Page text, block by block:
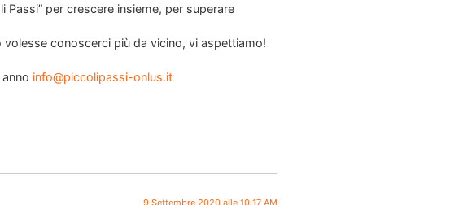
Passi” per crescere insieme, per superare
volesse conoscerci più da vicino, vi aspettiamo!
info@piccolipassi-onlus.it
9 Settembre 2020 alle 10:17 AM